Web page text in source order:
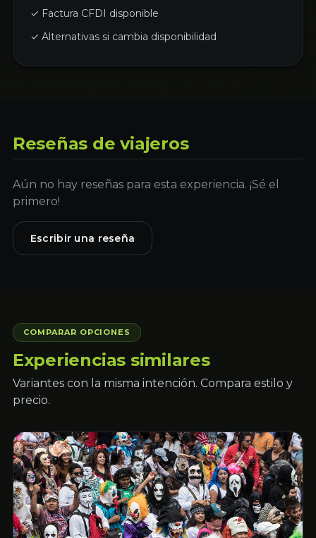
✓ Factura CFDI disponible
✓ Alternativas si cambia disponibilidad
Reseñas de viajeros
Aún no hay reseñas para esta experiencia. ¡Sé el
primero!
Escribir una reseña
COMPARAR OPCIONES
Experiencias similares
Variantes con la misma intención. Compara estilo y
precio.